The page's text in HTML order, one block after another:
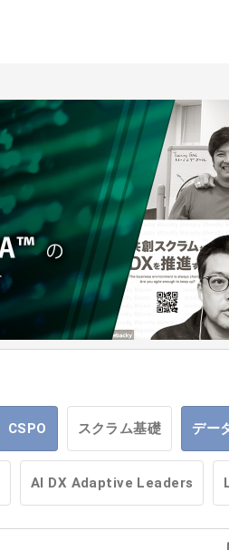
CSPO スクラム基礎 デー
AI DX Adaptive Leaders